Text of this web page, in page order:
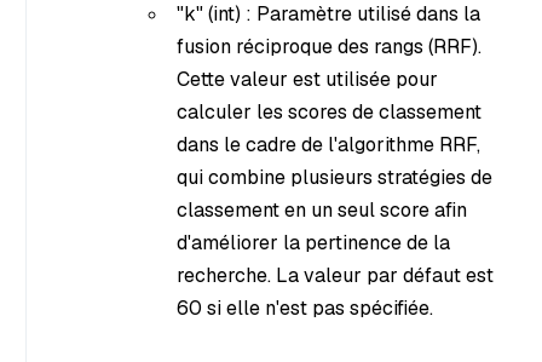
"k" (int) : Paramètre utilisé dans la
fusion réciproque des rangs (RRF).
Cette valeur est utilisée pour
calculer les scores de classement
dans le cadre de l'algorithme RRF,
qui combine plusieurs stratégies de
classement en un seul score afin
d'améliorer la pertinence de la
recherche. La valeur par défaut est
60 si elle n'est pas spécifiée.